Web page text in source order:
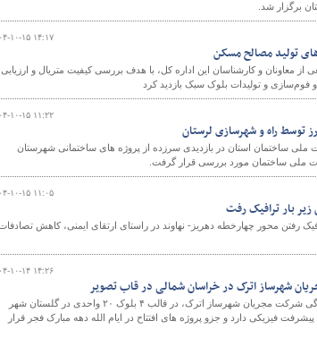
برگزار شد.
۱۴۰۴-۱۰-۱۵
تولید مصالح مسکن
معاونان و کارشناسان این اداره کل، با هدف بررسی کیفیت متریال و ارزیابی
و فوم‌سازی و تولیدات بلوک سبک بازدید کرد
۱۴۰۴-۱۰-۱۵
راه و شهرسازی لرستان
ساختمان استان در بازدیدی سرزده از پروژه های ساختمانی شهرستان
ملی ساختمان مورد بررسی قرار گرفت.
۱۴۰۴-۱۰-۱۵
بار ترافیک رفت
رفتن محور چهارخطه دهریز- نهاوند در راستای ارتقای ایمنی، کاهش
۱۴۰۴-۱۰-۱۴
پروژه ۸۰ واحدی نهضت ملی مسکن اترک، به سازندگی شرکت مجریان شهرساز اترک، در قالب ۴ بلوک ۲۰ واحدی در گلستان شهر
حال اجراست و هم‌اکنون بیش از ۸۰ درصد پیشرفت فیزیکی دارد و جزو پروژه های افتتاح در ایام الله دهه مبارک فجر قرار